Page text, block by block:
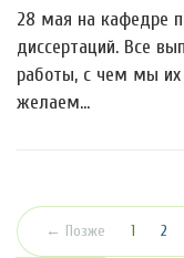
28 мая на кафедре
диссертаций. Все
работы, с чем мы
желаем…
← Позже 1 2